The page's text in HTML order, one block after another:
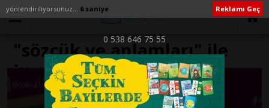
yönlendiriliyorsunuz... 6 saniye Reklamı Geç
0 538 646 75 55
"sözcük ve anlamları" ile
İlişikli yazılar